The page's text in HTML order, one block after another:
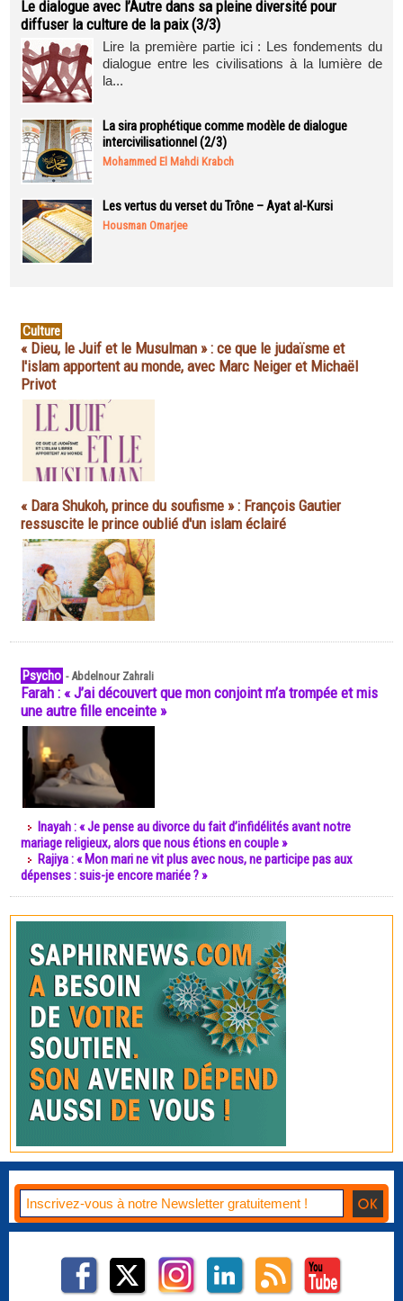
Le dialogue avec l’Autre dans sa pleine diversité pour
diffuser la culture de la paix (3/3)
Lire la première partie ici : Les fondements du
dialogue entre les civilisations à la lumière de
la...
La sira prophétique comme modèle de dialogue
intercivilisationnel (2/3)
Mohammed El Mahdi Krabch
Les vertus du verset du Trône – Ayat al-Kursi
Housman Omarjee
Culture
« Dieu, le Juif et le Musulman » : ce que le judaïsme et
l'islam apportent au monde, avec Marc Neiger et Michaël
Privot
« Dara Shukoh, prince du soufisme » : François Gautier
ressuscite le prince oublié d'un islam éclairé
Psycho -Abdelnour Zahrali
Farah : « J’ai découvert que mon conjoint m’a trompée et mis
une autre fille enceinte »
Inayah : « Je pense au divorce du fait d’infidélités avant notre
mariage religieux, alors que nous étions en couple »
Rajiya : « Mon mari ne vit plus avec nous, ne participe pas aux
dépenses : suis-je encore mariée ? »